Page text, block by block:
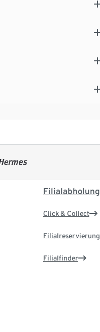
Filialabholung
Click & Collect
Filialreservierung
Filialfinder